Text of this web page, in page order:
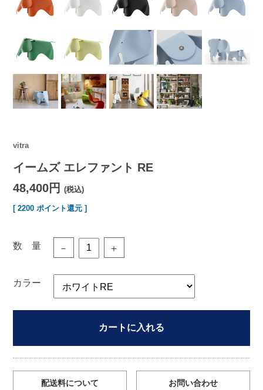
vitra
イームズ エレファント RE
48,400円(税込)
[ 2200 ポイント還元 ]
数 量 － ＋
カラー
カートに入れる
配送料について お問い合わせ